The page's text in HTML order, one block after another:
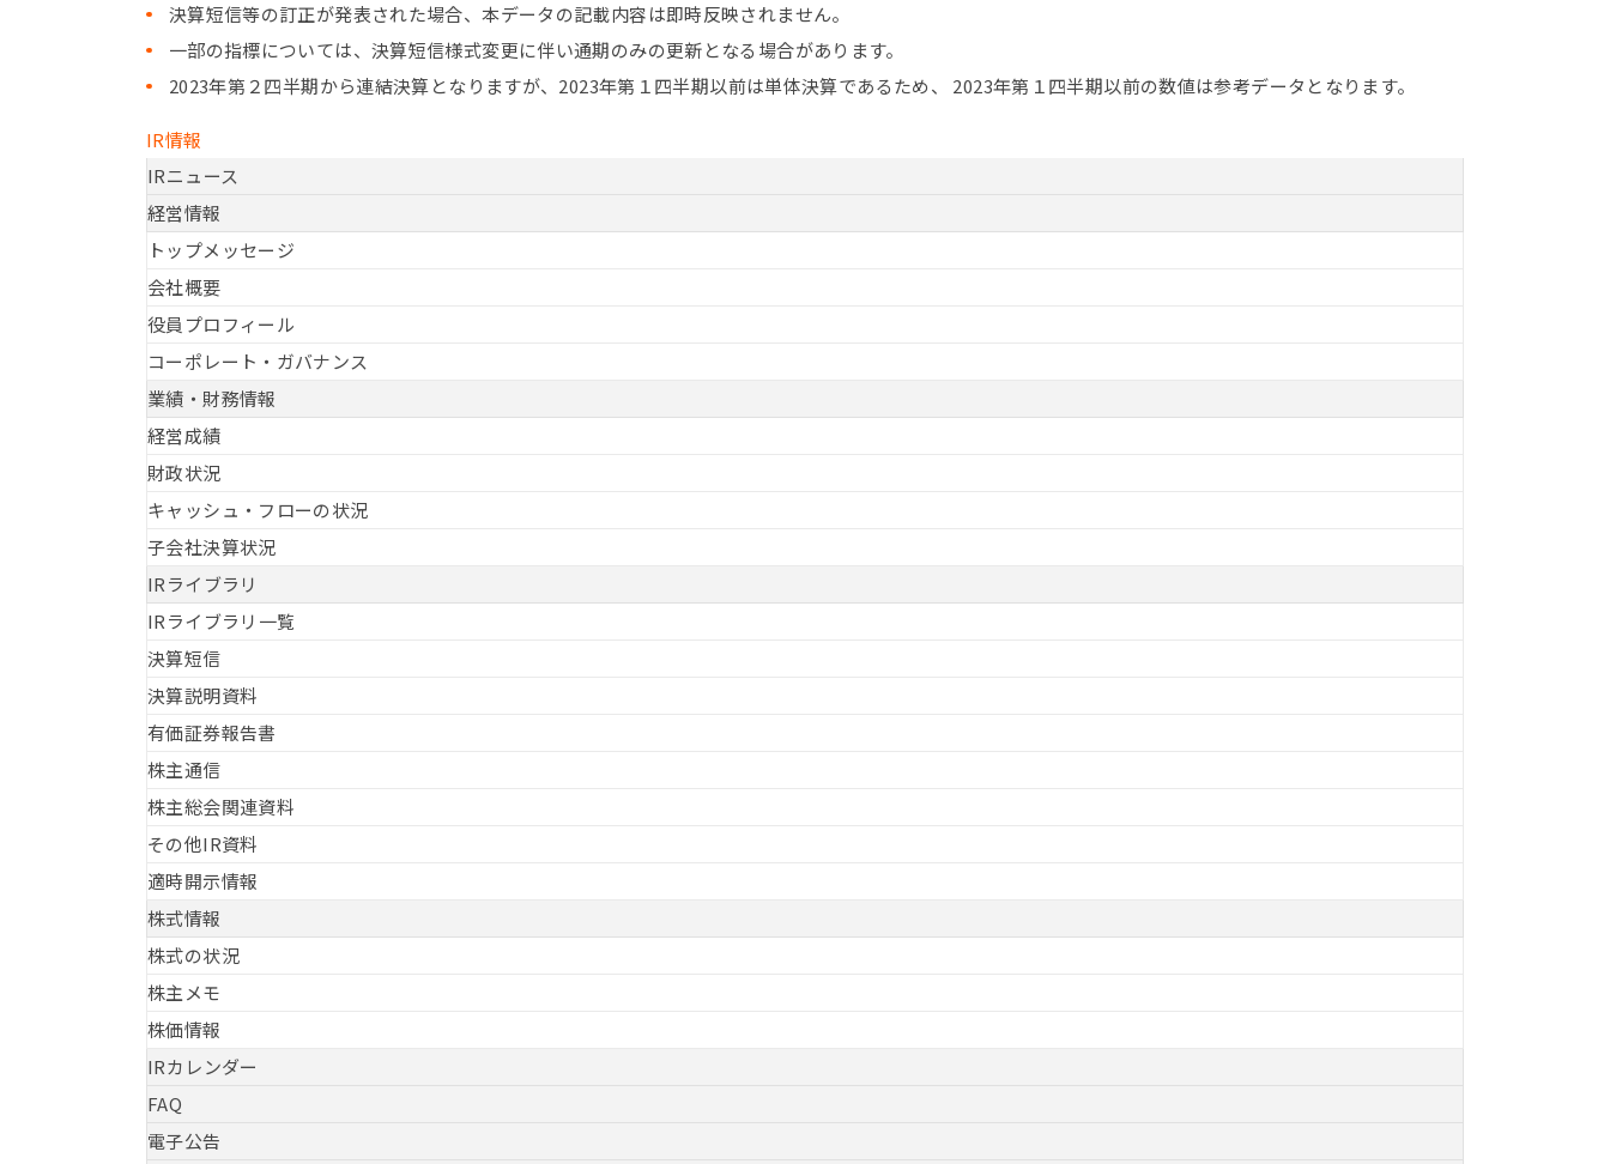
決算短信等の訂正が発表された場合、本データの記載内容は即時反映されません。
一部の指標については、決算短信様式変更に伴い通期のみの更新となる場合があります。
2023年第２四半期から連結決算となりますが、2023年第１四半期以前は単体決算であるため、 2023年第１四半期以前の数値は参考データとなります。
IR情報
IRニュース
経営情報
トップメッセージ
会社概要
役員プロフィール
コーポレート・ガバナンス
業績・財務情報
経営成績
財政状況
キャッシュ・フローの状況
子会社決算状況
IRライブラリ
IRライブラリ一覧
決算短信
決算説明資料
有価証券報告書
株主通信
株主総会関連資料
その他IR資料
適時開示情報
株式情報
株式の状況
株主メモ
株価情報
IRカレンダー
FAQ
電子公告